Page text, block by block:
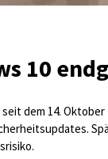
10
dem 14.